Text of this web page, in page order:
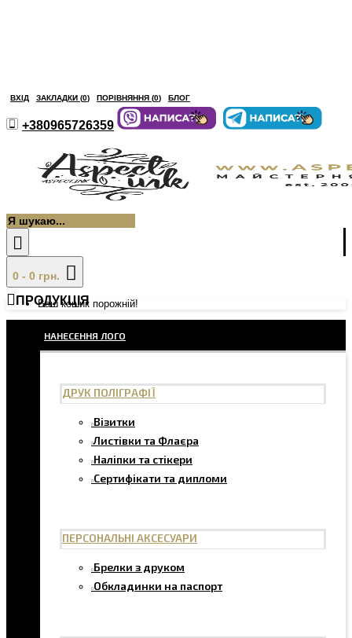
ВХІД ЗАКЛАДКИ (0) ПОРІВНЯННЯ (0) БЛОГ
+380965726359
0 - 0 грн.
Ваш кошик порожній!
ПРОДУКЦІЯ
НАНЕСЕННЯ ЛОГО
ДРУК ПОЛІГРАФІЇ
Візитки
Листівки та Флаєра
Наліпки та стікери
Сертифікати та дипломи
ПЕРСОНАЛЬНІ АКСЕСУАРИ
Брелки з друком
Обкладинки на паспорт